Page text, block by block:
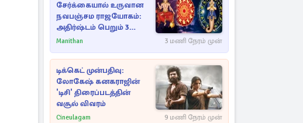
சேர்க்கையால் உருவான
நவபஞ்சம ராஜயோகம்:
அதிர்ஷ்டம் பெறும் 3
ராசிகள்!
Manithan 3 மணி நேரம் முன்
டிக்கெட் முன்பதிவு:
லோகேஷ் கனகராஜின்
'டிசி' திரைப்படத்தின்
வசூல் விவரம்
Cineulagam 9 மணி நேரம் முன்